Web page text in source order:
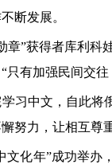
断发展。
”获得者库利科
有加强民间交
习中文，自此
努力，让相互尊
文化年”成功举